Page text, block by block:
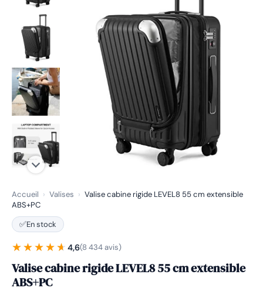
Accueil › Valises › Valise cabine rigide LEVEL8 55 cm extensible
ABS+PC
✅En stock
★★★★★
★★★★★ 4,6(8 434 avis)
Valise cabine rigide LEVEL8 55 cm extensible
ABS+PC